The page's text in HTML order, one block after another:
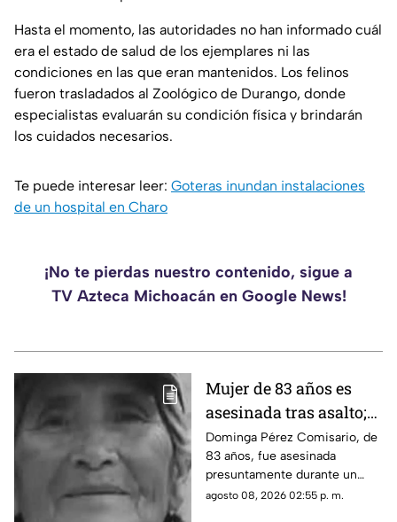
Hasta el momento, las autoridades no han informado cuál
era el estado de salud de los ejemplares ni las
condiciones en las que eran mantenidos. Los felinos
fueron trasladados al Zoológico de Durango, donde
especialistas evaluarán su condición física y brindarán
los cuidados necesarios.
Te puede interesar leer: Goteras inundan instalaciones
de un hospital en Charo
¡No te pierdas nuestro contenido, sigue a
TV Azteca Michoacán en Google News!
Mujer de 83 años es
asesinada tras asalto;
le robaron los $90 que
había ganado
vendiendo cemitas
Dominga Pérez Comisario, de
83 años, fue asesinada
presuntamente durante un
asalto en Amozoc, Puebla,
agosto 08, 2026 02:55 p. m.